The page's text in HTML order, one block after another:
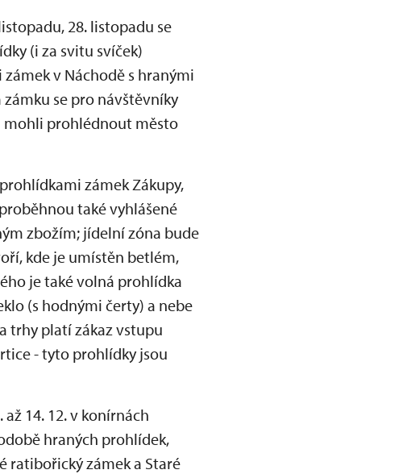
28. listopadu se
(i za svitu svíček)
v Náchodě s hranými
se pro návštěvníky
mohli prohlédnout město
zámek Zákupy,
také vyhlášené
zbožím; jídelní zóna bude
kde je umístěn betlém,
je také volná prohlídka
(s hodnými čerty) a nebe
trhy platí zákaz vstupu
- tyto prohlídky jsou
14. 12. v konírnách
hraných prohlídek,
ratibořický zámek a Staré